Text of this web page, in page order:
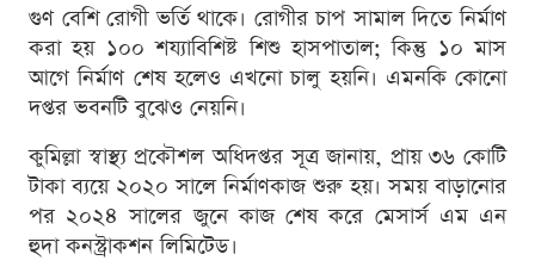
গুণ বেশি রোগী ভর্তি থাকে। রোগীর চাপ সামাল দিতে নির্মাণ
করা হয় ১০০ শয্যাবিশিষ্ট শিশু হাসপাতাল; কিন্তু ১০ মাস
আগে নির্মাণ শেষ হলেও এখনো চালু হয়নি। এমনকি কোনো
দপ্তর ভবনটি বুঝেও নেয়নি।
কুমিল্লা স্বাস্থ্য প্রকৌশল অধিদপ্তর সূত্র জানায়, প্রায় ৩৬ কোটি
টাকা ব্যয়ে ২০২০ সালে নির্মাণকাজ শুরু হয়। সময় বাড়ানোর
পর ২০২৪ সালের জুনে কাজ শেষ করে মেসার্স এম এন
হুদা কনস্ট্রাকশন লিমিটেড।